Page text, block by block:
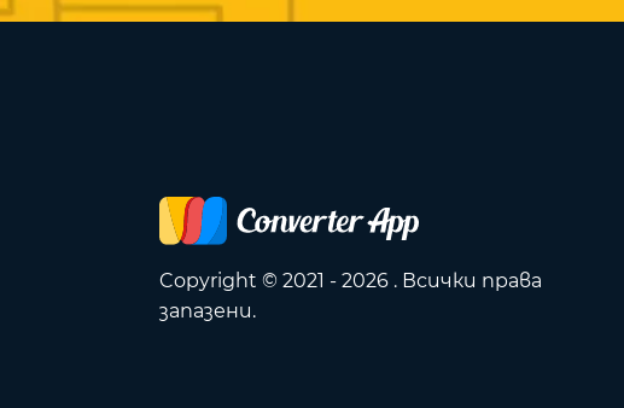
Copyright © 2021 - 2026 . Всички права
запазени.